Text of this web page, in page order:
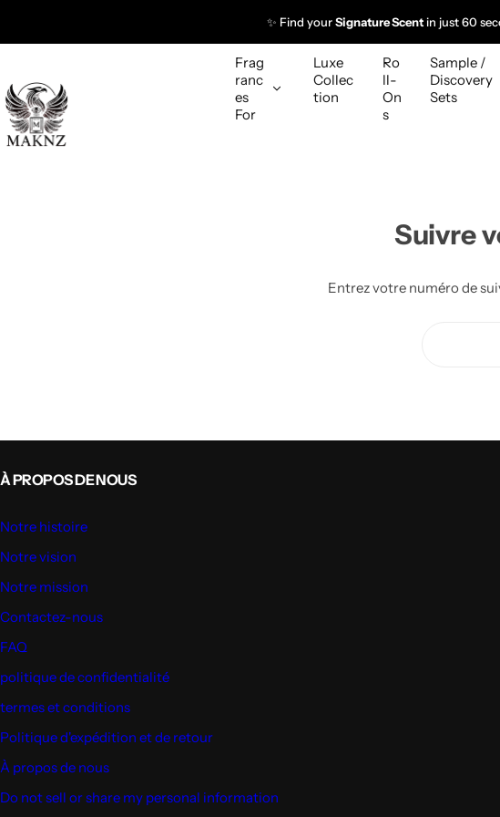
✨ Find yourSignature Scentin just 60
Frag
ranc
es
For
Luxe
Collec
tion
Ro
ll-
On
s
Sample /
Discovery
Sets
Suivre
Entrez votre numéro de
À PROPOS DE NOUS
Notre histoire
Notre vision
Notre mission
Contactez-nous
FAQ
politique de confidentialité
termes et conditions
Politique d'expédition et de retour
À propos de nous
Do not sell or share my personal information
e